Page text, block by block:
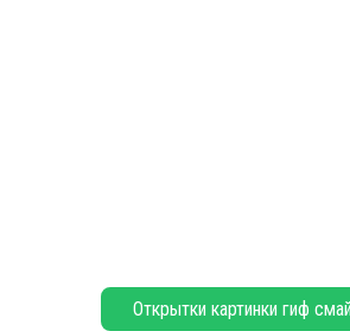
Открытки картинки гиф